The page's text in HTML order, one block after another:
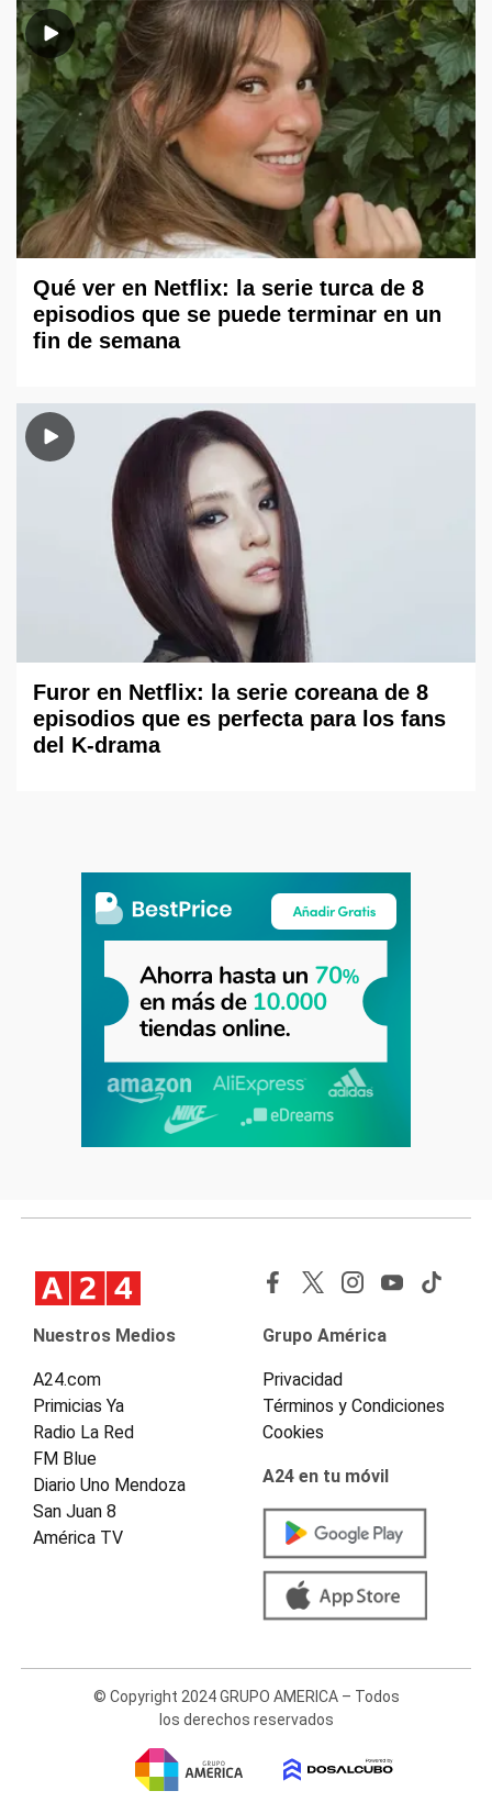
Qué ver en Netflix: la serie turca de 8
episodios que se puede terminar en un
fin de semana
Furor en Netflix: la serie coreana de 8
episodios que es perfecta para los fans
del K-drama
Nuestros Medios
A24.com
Primicias Ya
Radio La Red
FM Blue
Diario Uno Mendoza
San Juan 8
América TV
Grupo América
Privacidad
Términos y Condiciones
Cookies
A24 en tu móvil
© Copyright 2024 GRUPO AMERICA – Todos
los derechos reservados